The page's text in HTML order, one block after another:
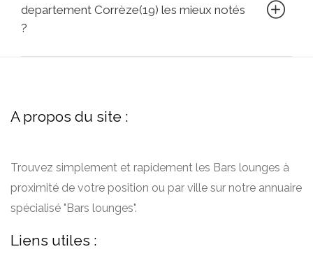
departement Corrèze(19) les mieux notés
?
A propos du site :
Trouvez simplement et rapidement les Bars lounges à
proximité de votre position ou par ville sur notre annuaire
spécialisé "Bars lounges".
Liens utiles :